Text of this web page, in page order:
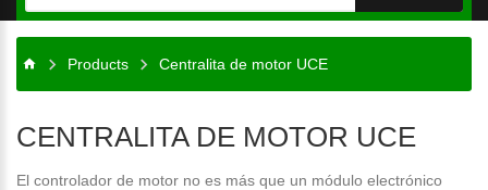
Products Centralita de motor UCE
CENTRALITA DE MOTOR UCE
El controlador de motor no es más que un módulo electrónico